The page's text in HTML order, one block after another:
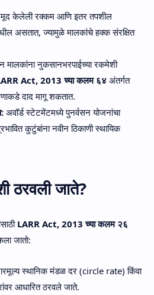
केलेली रक्कम आणि इतर तपशील
असतात, ज्यामुळे मालकांचे हक्क संरक्षित
मालकांना नुकसानभरपाईच्या रकमेशी
Act, 2013 च्या कलम ६४ अंतर्गत
दाद मागू शकतात.
अवॉर्ड स्टेटमेंटमध्ये पुनर्वसन योजनांचा
कुटुंबांना नवीन ठिकाणी स्थायिक
ठरवली जाते?
LARR Act, 2013 च्या कलम २६
जातो:
स्थानिक मंडळ दर (circle rate) किंवा
आधारित ठरवले जाते.